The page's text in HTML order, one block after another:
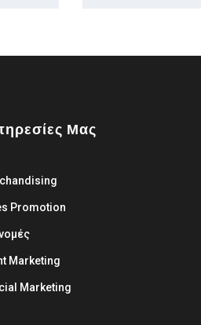
Μας
Promotion
Marketing
Marketing